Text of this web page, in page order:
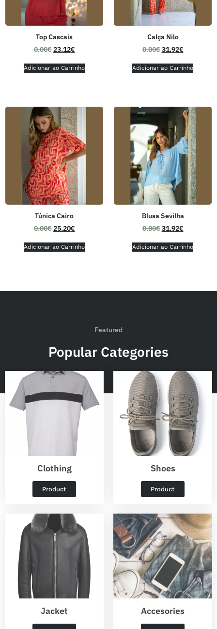
Top Cascais
0.00€23.12€
Adicionar ao Carrinho
Calça Nilo
0.00€31.92€
Adicionar ao Carrinho
Túnica Cairo
0.00€25.20€
Adicionar ao Carrinho
Blusa Sevilha
0.00€31.92€
Adicionar ao Carrinho
Featured
Popular Categories
Clothing
Product
Shoes
Product
Jacket Accesories